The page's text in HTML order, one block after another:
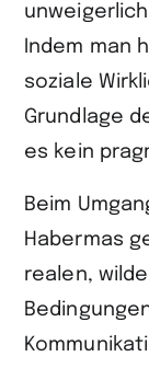
Indem man
soziale
Grundlage
es kein
Beim
Habermas
realen,